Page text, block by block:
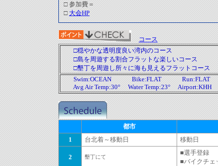
□ 参加費＝
□ 大会HP
コース
□穏やかな透明度良い湾内のコース
□島を周遊する割合フラットな楽しいコース
□墾丁を周遊し所々に海も見えるフラットコース
Swim:OCEAN Bike:FLAT Run:FLAT
Avg Air Temp:30° Water Temp:23° Airport:KHH
都市
1
台北着～移動日 移動日
2 墾丁にて
■選手登録
■バイクチェ